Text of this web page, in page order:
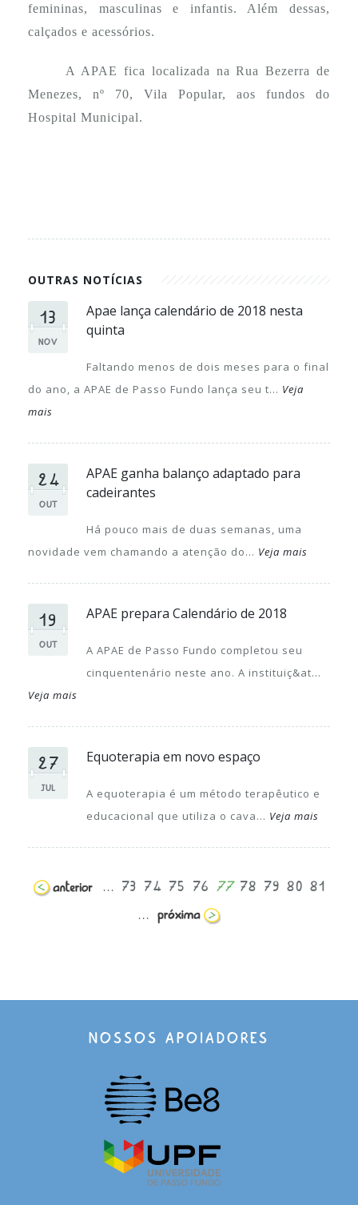
femininas, masculinas e infantis. Além dessas,
calçados e acessórios.
A APAE fica localizada na Rua Bezerra de
Menezes, nº 70, Vila Popular, aos fundos do
Hospital Municipal.
OUTRAS NOTÍCIAS
13
NOV
Apae lança calendário de 2018 nesta
quinta
Faltando menos de dois meses para o final
do ano, a APAE de Passo Fundo lança seu t... Veja
mais
24
OUT
APAE ganha balanço adaptado para
cadeirantes
Há pouco mais de duas semanas, uma
novidade vem chamando a atenção do... Veja mais
19
OUT
APAE prepara Calendário de 2018
A APAE de Passo Fundo completou seu
cinquentenário neste ano. A instituiç&at...
Veja mais
27
JUL
Equoterapia em novo espaço
A equoterapia é um método terapêutico e
educacional que utiliza o cava... Veja mais
... 73 74 75 76 77 78 79 80 81
...
NOSSOS APOIADORES